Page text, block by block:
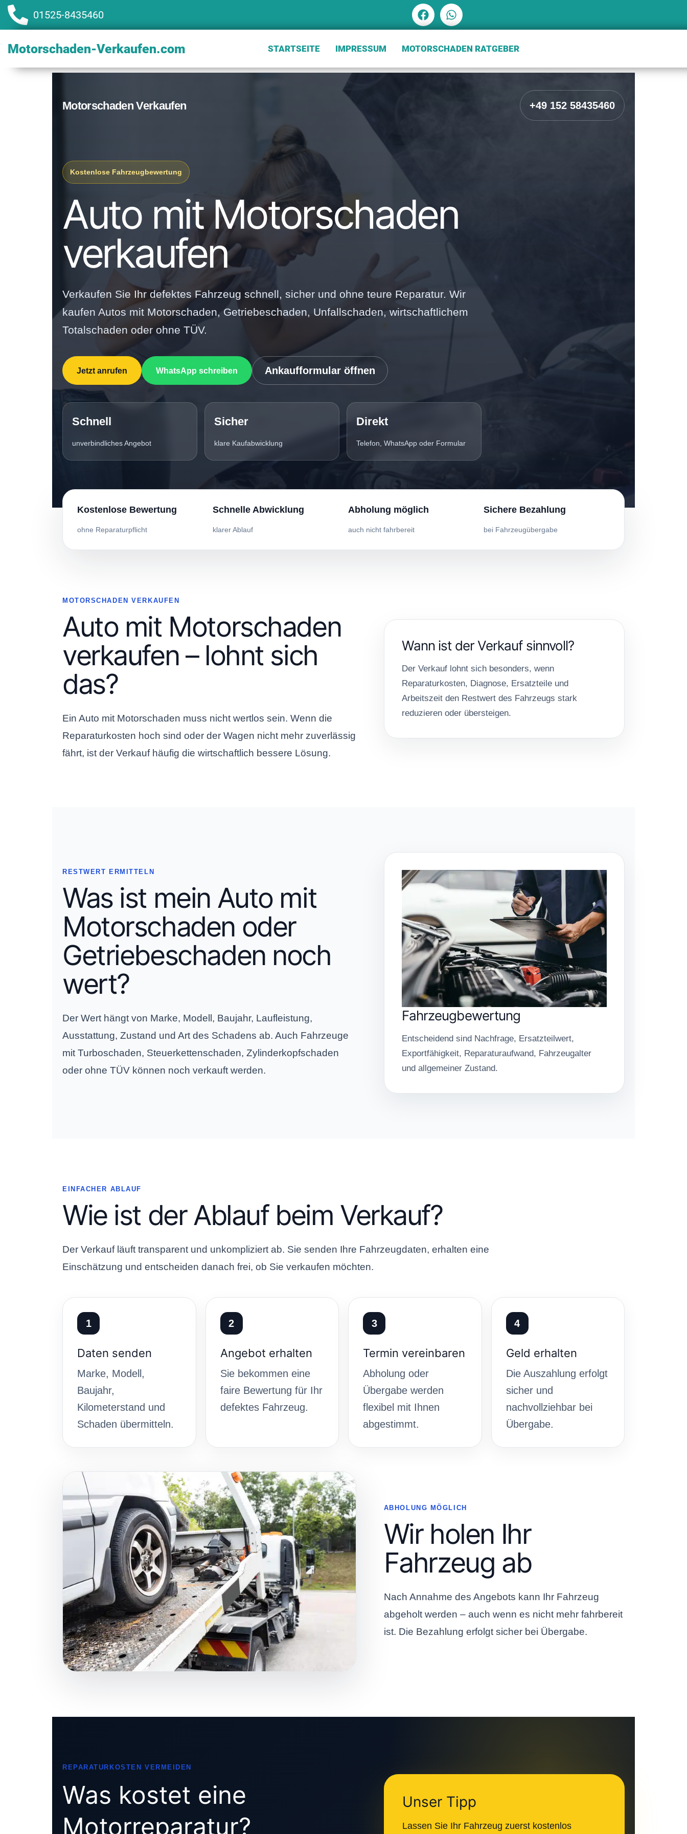
01525-8435460
Motorschaden-Verkaufen.com STARTSEITE IMPRESSUM MOTORSCHADEN RATGEBER
Motorschaden Verkaufen +49 152 58435460
Kostenlose Fahrzeugbewertung
Auto mit Motorschaden
verkaufen
Verkaufen Sie Ihr defektes Fahrzeug schnell, sicher und ohne teure Reparatur. Wir
kaufen Autos mit Motorschaden, Getriebeschaden, Unfallschaden, wirtschaftlichem
Totalschaden oder ohne TÜV.
Jetzt anrufen WhatsApp schreiben Ankaufformular öffnen
Schnell
unverbindliches Angebot
Sicher
klare Kaufabwicklung
Direkt
Telefon, WhatsApp oder Formular
Kostenlose Bewertung
ohne Reparaturpflicht
Schnelle Abwicklung
klarer Ablauf
Abholung möglich
auch nicht fahrbereit
Sichere Bezahlung
bei Fahrzeugübergabe
MOTORSCHADEN VERKAUFEN
Auto mit Motorschaden
verkaufen – lohnt sich
das?
Ein Auto mit Motorschaden muss nicht wertlos sein. Wenn die
Reparaturkosten hoch sind oder der Wagen nicht mehr zuverlässig
fährt, ist der Verkauf häufig die wirtschaftlich bessere Lösung.
Wann ist der Verkauf sinnvoll?
Der Verkauf lohnt sich besonders, wenn
Reparaturkosten, Diagnose, Ersatzteile und
Arbeitszeit den Restwert des Fahrzeugs stark
reduzieren oder übersteigen.
RESTWERT ERMITTELN
Was ist mein Auto mit
Motorschaden oder
Getriebeschaden noch
wert?
Der Wert hängt von Marke, Modell, Baujahr, Laufleistung,
Ausstattung, Zustand und Art des Schadens ab. Auch Fahrzeuge
mit Turboschaden, Steuerkettenschaden, Zylinderkopfschaden
oder ohne TÜV können noch verkauft werden.
Fahrzeugbewertung
Entscheidend sind Nachfrage, Ersatzteilwert,
Exportfähigkeit, Reparaturaufwand, Fahrzeugalter
und allgemeiner Zustand.
EINFACHER ABLAUF
Wie ist der Ablauf beim Verkauf?
Der Verkauf läuft transparent und unkompliziert ab. Sie senden Ihre Fahrzeugdaten, erhalten eine
Einschätzung und entscheiden danach frei, ob Sie verkaufen möchten.
1
Daten senden
Marke, Modell,
Baujahr,
Kilometerstand und
Schaden übermitteln.
2
Angebot erhalten
Sie bekommen eine
faire Bewertung für Ihr
defektes Fahrzeug.
3
Termin vereinbaren
Abholung oder
Übergabe werden
flexibel mit Ihnen
abgestimmt.
4
Geld erhalten
Die Auszahlung erfolgt
sicher und
nachvollziehbar bei
Übergabe.
ABHOLUNG MÖGLICH
Wir holen Ihr
Fahrzeug ab
Nach Annahme des Angebots kann Ihr Fahrzeug
abgeholt werden – auch wenn es nicht mehr fahrbereit
ist. Die Bezahlung erfolgt sicher bei Übergabe.
REPARATURKOSTEN VERMEIDEN
Was kostet eine
Motorreparatur?
Unser Tipp
Lassen Sie Ihr Fahrzeug zuerst kostenlos